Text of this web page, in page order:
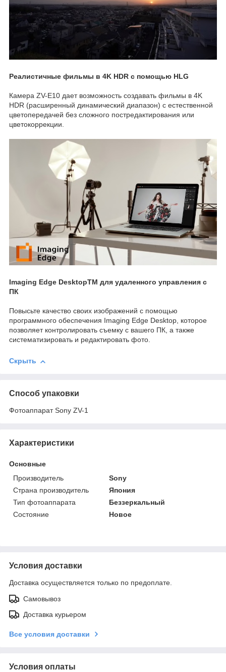
Реалистичные фильмы в 4K HDR с помощью HLG
Камера ZV-E10 дает возможность создавать фильмы в 4K
HDR (расширенный динамический диапазон) с естественной
цветопередачей без сложного постредактирования или
цветокоррекции.
Imaging Edge DesktopTM для удаленного управления с
ПК
Повысьте качество своих изображений с помощью
программного обеспечения Imaging Edge Desktop, которое
позволяет контролировать съемку с вашего ПК, а также
систематизировать и редактировать фото.
Скрыть
Способ упаковки
Фотоаппарат Sony ZV-1
Характеристики
Основные
Производитель
Sony
Страна производитель
Япония
Тип фотоаппарата
Беззеркальный
Состояние
Новое
Условия доставки
Доставка осуществляется только по предоплате.
Самовывоз
Доставка курьером
Все условия доставки
Условия оплаты